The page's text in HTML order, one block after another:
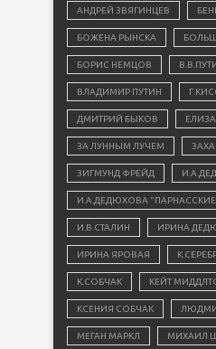
АНДРЕЙ ЗВЯГИНЦЕВ
БОЖЕНА РЫНСКА
БОРИС НЕМЦОВ
ВЛАДИМИР ПУТИН
ДМИТРИЙ БЫКОВ
ЗА ЛУННЫМ ЛУЧЕМ
ЗИГМУНД ФРЕЙД
И.А.ДЕДЮХОВА "ПАРНАССКИЕ
И.В.СТАЛИН ИРИНА
ИРИНА ЯРОВАЯ
К.СОБЧАК КЕЙТ
КСЕНИЯ СОБЧАК
МЕГАН МАРКЛ МИХАИЛ